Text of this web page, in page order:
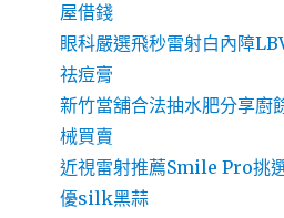
屋借錢
眼科嚴選飛秒雷射白內障
祛痘膏
新竹當舖合法抽水肥分享廚
械買賣
近視雷射推薦Smile Pro挑
優silk黑蒜